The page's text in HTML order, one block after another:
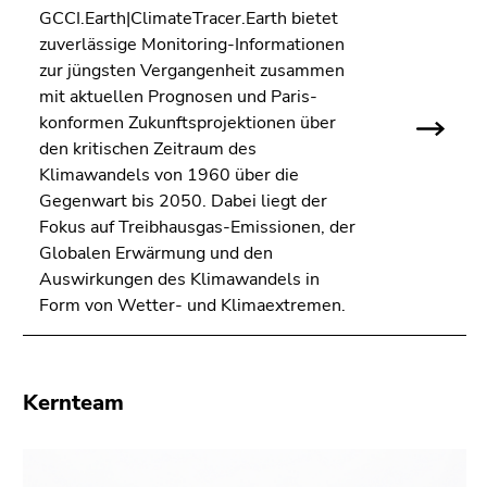
Sie diesen
Link.
Zum
Inhalt
(Zugriffstaste
1)
Zur
Positionsanzeige
(Zugriffstaste
2)
Zur
Hauptnavigation
3)
Zur
GCCI.Earth|ClimateTracer.Earth bietet
zuverlässige Monitoring-Informationen
zur jüngsten Vergangenheit zusammen
mit aktuellen Prognosen und Paris-
konformen Zukunftsprojektionen über
den kritischen Zeitraum des
Klimawandels von 1960 über die
Gegenwart bis 2050. Dabei liegt der
Fokus auf Treibhausgas-Emissionen, der
Globalen Erwärmung und den
Auswirkungen des Klimawandels in
Form von Wetter- und Klimaextremen.
Kernteam